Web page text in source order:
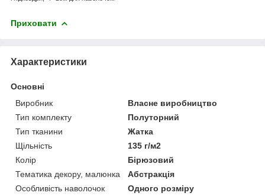
Приховати
Характеристики
Основні
Виробник
Власне виробництво
Тип комплекту
Полуторний
Тип тканини
Жатка
Щільність
135 г/м2
Колір
Бірюзовий
Тематика декору, малюнка
Абстракція
Особливість наволочок
Одного розміру